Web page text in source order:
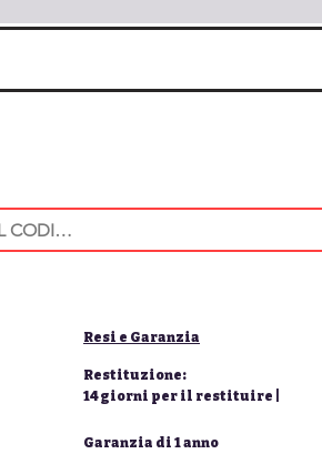
Resi e Garanzia
Restituzione:
14 giorni per il restituire |
Garanzia di 1 anno